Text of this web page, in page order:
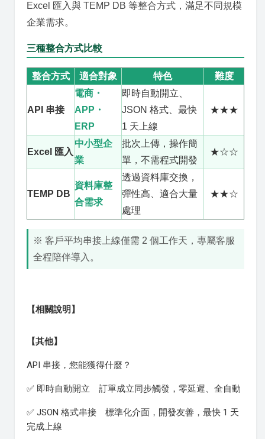
Excel 匯入與 TEMP DB 等整合方式，滿足不同規模
企業需求。
三種整合方式比較
整合方式 適合對象 特色 難度
API 串接
電商・
APP・
ERP
即時自動開立、
JSON 格式、最快
1 天上線
★★★
Excel 匯入
中小型企
業
批次上傳，操作簡
單，不需程式開發
★☆☆
TEMP DB
資料庫整
合需求
透過資料庫交換，
彈性高、適合大量
處理
★★☆
※ 客戶平均串接上線僅需 2 個工作天，專屬客服
全程陪伴導入。
【相關說明】
【其他】
API 串接，您能獲得什麼？
✅ 即時自動開立 訂單成立同步觸發，零延遲、全自動
✅ JSON 格式串接 標準化介面，開發友善，最快 1 天
完成上線